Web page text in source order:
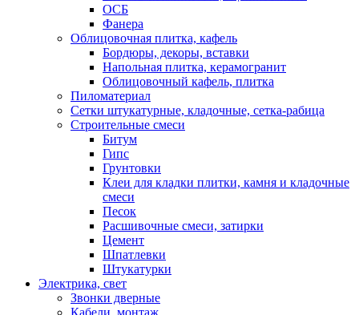
ОСБ
Фанера
Облицовочная плитка, кафель
Бордюры, декоры, вставки
Напольная плитка, керамогранит
Облицовочный кафель, плитка
Пиломатериал
Сетки штукатурные, кладочные, сетка-рабица
Строительные смеси
Битум
Гипс
Грунтовки
Клеи для кладки плитки, камня и кладочные
смеси
Песок
Расшивочные смеси, затирки
Цемент
Шпатлевки
Штукатурки
Электрика, свет
Звонки дверные
Кабели, монтаж